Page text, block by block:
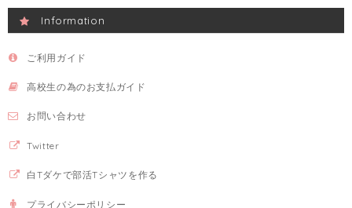
Information
ご利用ガイド
高校生の為のお支払ガイド
お問い合わせ
Twitter
白Tダケで部活Tシャツを作る
プライバシーポリシー